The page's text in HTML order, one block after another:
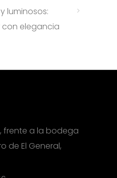
luminosos:
con elegancia
frente a la bodega
de El General,